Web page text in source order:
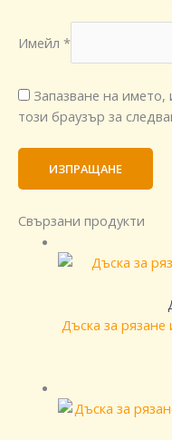
Имейл *
Запазване на
този браузър за
Свързани продукти
Дъска за